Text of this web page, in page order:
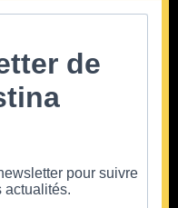
Team Building
de
pour suivre
actualités.